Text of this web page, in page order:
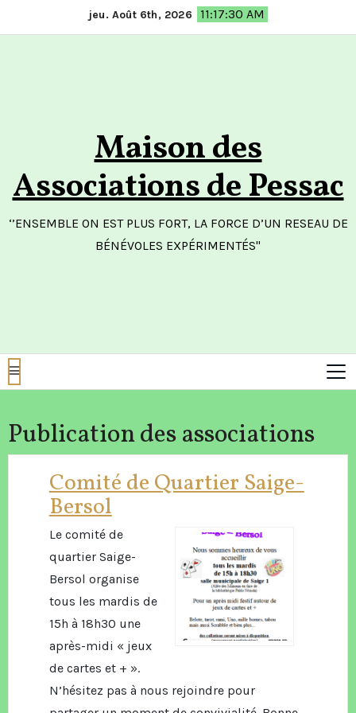
to
jeu. Août 6th, 2026 11:17:31 AM
Maison des
Associations de Pessac
‘’ENSEMBLE ON EST PLUS FORT, LA FORCE D’UN RESEAU DE
BÉNÉVOLES EXPÉRIMENTÉS"
Publication des associations
Comité de Quartier Saige-
Bersol
Le comité de
quartier Saige-
Bersol organise
tous les mardis de
15h à 18h30 une
après-midi « jeux
de cartes et + ».
N’hésitez pas à nous rejoindre pour